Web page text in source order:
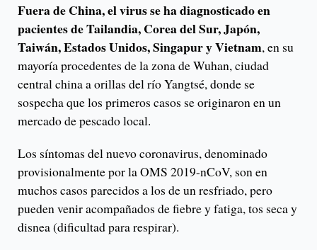
Fuera de China, el virus se ha diagnosticado en
pacientes de Tailandia, Corea del Sur, Japón,
Taiwán, Estados Unidos, Singapur y Vietnam, en su
mayoría procedentes de la zona de Wuhan, ciudad
central china a orillas del río Yangtsé, donde se
sospecha que los primeros casos se originaron en un
mercado de pescado local.
Los síntomas del nuevo coronavirus, denominado
provisionalmente por la OMS 2019-nCoV, son en
muchos casos parecidos a los de un resfriado, pero
pueden venir acompañados de fiebre y fatiga, tos seca y
disnea (dificultad para respirar).